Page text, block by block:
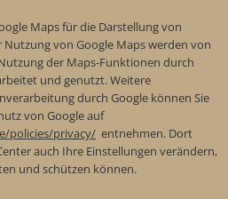
Maps für die Darstellung von
von Google Maps werden von
der Maps-Funktionen durch
und genutzt. Weitere
durch Google können Sie
von Google auf
policies/privacy/ entnehmen. Dort
auch Ihre Einstellungen verändern,
und schützen können.